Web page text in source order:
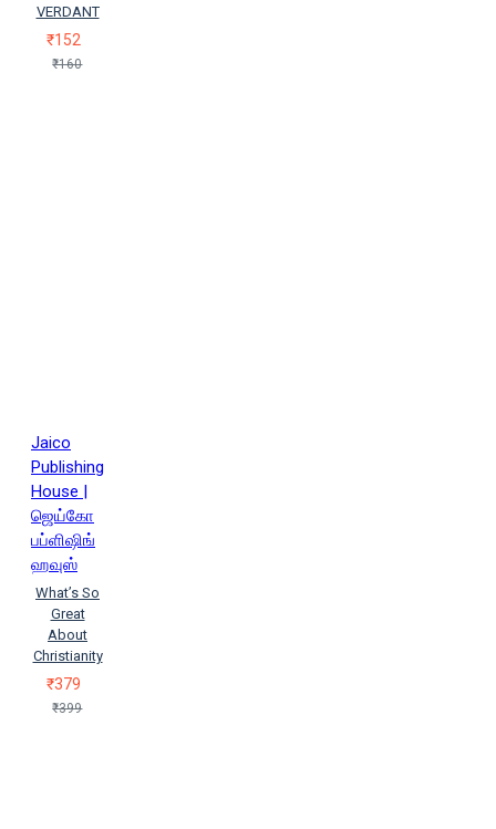
VERDANT
₹152
₹160
Jaico
Publishing
House |
ஜெய்கோ
பப்ளிஷிங்
ஹவுஸ்
What’s So
Great
About
Christianity
₹379
₹399